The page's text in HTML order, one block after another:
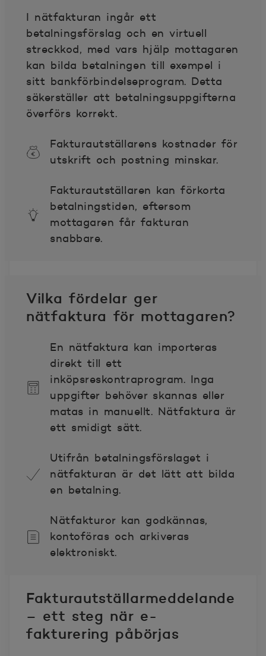
I nätfakturan ingår ett
betalningsförslag och en virtuell
streckkod, med vars hjälp mottagaren
kan bilda betalningen till exempel i
sitt bankförbindelseprogram. Detta
säkerställer att betalningsuppgifterna
överförs korrekt.
Fakturautställarens kostnader för
utskrift och postning minskar.
Fakturautställaren kan förkorta
betalningstiden, eftersom
mottagaren får fakturan
snabbare.
Vilka fördelar ger
nätfaktura för mottagaren?
En nätfaktura kan importeras
direkt till ett
inköpsreskontraprogram. Inga
uppgifter behöver skannas eller
matas in manuellt. Nätfaktura är
ett smidigt sätt.
Utifrån betalningsförslaget i
nätfakturan är det lätt att bilda
en betalning.
Nätfakturor kan godkännas,
kontoföras och arkiveras
elektroniskt.
Fakturautställarmeddelande
– ett steg när e-
fakturering påbörjas